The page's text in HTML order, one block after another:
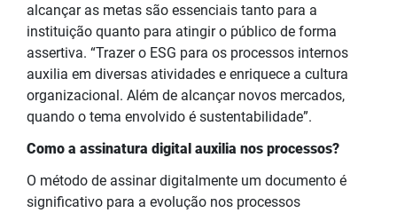
alcançar as metas são essenciais tanto para a
instituição quanto para atingir o público de forma
assertiva. “Trazer o ESG para os processos internos
auxilia em diversas atividades e enriquece a cultura
organizacional. Além de alcançar novos mercados,
quando o tema envolvido é sustentabilidade”.
Como a assinatura digital auxilia nos processos?
O método de assinar digitalmente um documento é
significativo para a evolução nos processos